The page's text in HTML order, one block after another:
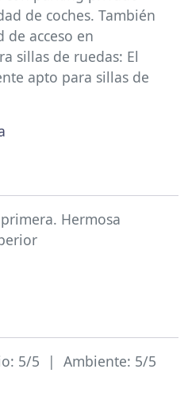
de coches. También
de acceso en
sillas de ruedas: El
apto para sillas de
Hermosa
5/5 | Ambiente: 5/5